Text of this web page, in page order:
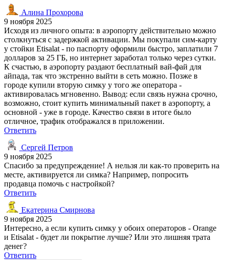
Алина Прохорова
9 ноября 2025
Исходя из личного опыта: в аэропорту действительно можно
столкнуться с задержкой активации. Мы покупали сим-карту
у стойки Etisalat - по паспорту оформили быстро, заплатили 7
долларов за 25 ГБ, но интернет заработал только через сутки.
К счастью, в аэропорту раздают бесплатный вай-фай для
айпада, так что экстренно выйти в сеть можно. Позже в
городе купили вторую симку у того же оператора -
активировалась мгновенно. Вывод: если связь нужна срочно,
возможно, стоит купить минимальный пакет в аэропорту, а
основной - уже в городе. Качество связи в итоге было
отличное, трафик отображался в приложении.
Ответить
Сергей Петров
9 ноября 2025
Спасибо за предупреждение! А нельзя ли как-то проверить на
месте, активируется ли симка? Например, попросить
продавца помочь с настройкой?
Ответить
Екатерина Смирнова
9 ноября 2025
Интересно, а если купить симку у обоих операторов - Orange
и Etisalat - будет ли покрытие лучше? Или это лишняя трата
денег?
Ответить